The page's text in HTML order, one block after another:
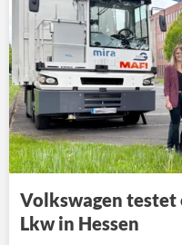
Volkswagen
Lkw in Hessen